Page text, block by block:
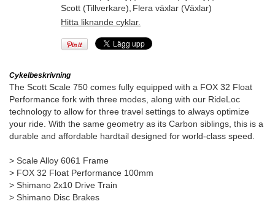
Scott (Tillverkare) Flera växlar (Växlar)
Hitta liknande cyklar.
Cykelbeskrivning
The Scott Scale 750 comes fully equipped with a FOX 32 Float
Performance fork with three modes, along with our RideLoc
technology to allow for three travel settings to always optimize
your ride. With the same geometry as its Carbon siblings, this is a
durable and affordable hardtail designed for world-class speed.
> Scale Alloy 6061 Frame
> FOX 32 Float Performance 100mm
> Shimano 2x10 Drive Train
> Shimano Disc Brakes